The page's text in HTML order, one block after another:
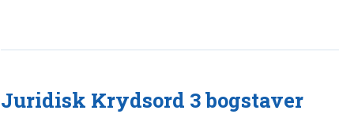
Juridisk Krydsord 3 bogstaver